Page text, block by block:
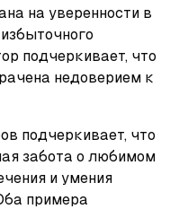
на уверенности в
подчеркивает, что
недоверием к
подчеркивает, что
забота о любимом
и умения
примера